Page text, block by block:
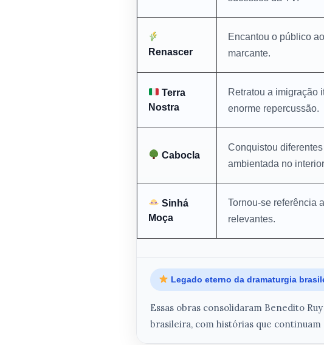
Renascer
Encantou o público
marcante.
Terra
Nostra
Retratou a imigração
enorme repercussão.
Cabocla
Conquistou
ambientada no
Sinhá
Moça
Tornou-se referência
relevantes.
Legado eterno da dramaturgia
Essas obras consolidaram Benedito
brasileira, com histórias que continuam